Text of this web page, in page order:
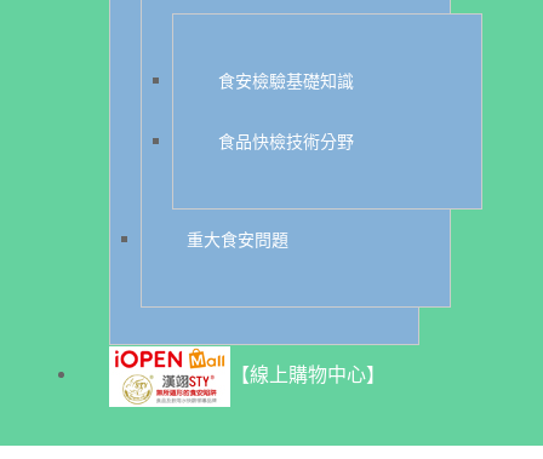
食安檢驗基礎知識
食品快檢技術分野
重大食安問題
【線上購物中心】